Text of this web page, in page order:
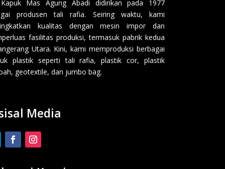
Mas Agung Abadi didirikan pada 1977
produsen tali rafia. Seiring waktu, kami
kualitas dengan mesin impor dan
fasilitas produksi, termasuk pabrik kedua
Utara. Kini, kami memproduksi berbagai
plastik seperti tali rafia, plastik cor, plastik
geotextile, dan jumbo bag.
Media